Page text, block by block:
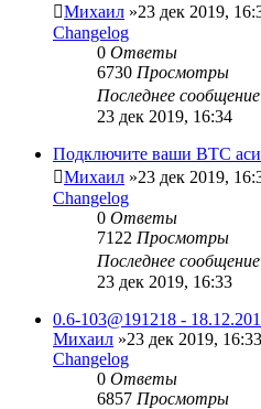
Михаил »23 дек 2019,
Changelog
0 Ответы
6730 Просмотры
Последнее сообщение
23 дек 2019, 16:34
Подключите ваши BTC
Михаил »23 дек 2019,
Changelog
0 Ответы
7122 Просмотры
Последнее сообщение
23 дек 2019, 16:33
0.6-103@191218 -
Михаил »23 дек 2019,
Changelog
0 Ответы
6857 Просмотры